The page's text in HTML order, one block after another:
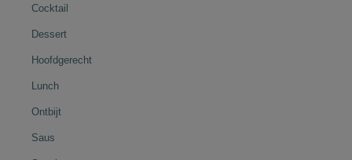
Cocktail
Dessert
Hoofdgerecht
Lunch
Ontbijt
Saus